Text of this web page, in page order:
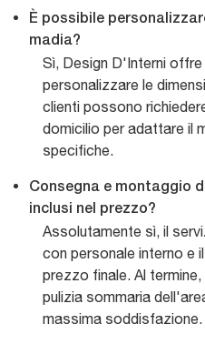
È possibile
madia?
Sì, Design D'Interni
personalizzare le
clienti possono
domicilio per adattare il
specifiche.
Consegna e montaggio
inclusi nel prezzo?
Assolutamente sì, il
con personale interno e
prezzo finale. Al
pulizia sommaria
massima soddisfazione.